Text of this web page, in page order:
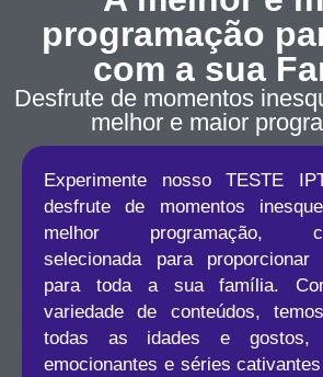
programação
com a sua
Desfrute de momentos
melhor e maior
Experimente nosso TESTE
desfrute de momentos
melhor programação,
selecionada para proporcionar
para toda a sua família.
variedade de conteúdos,
todas as idades e gostos,
emocionantes e séries